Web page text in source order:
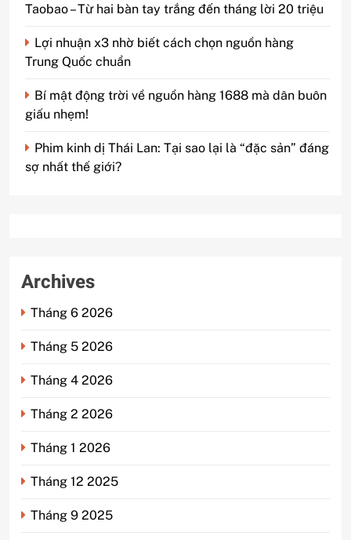
Taobao – Từ hai bàn tay trắng đến tháng lời 20 triệu
Lợi nhuận x3 nhờ biết cách chọn nguồn hàng
Trung Quốc chuẩn
Bí mật động trời về nguồn hàng 1688 mà dân buôn
giấu nhẹm!
Phim kinh dị Thái Lan: Tại sao lại là “đặc sản” đáng
sợ nhất thế giới?
Archives
Tháng 6 2026
Tháng 5 2026
Tháng 4 2026
Tháng 2 2026
Tháng 1 2026
Tháng 12 2025
Tháng 9 2025